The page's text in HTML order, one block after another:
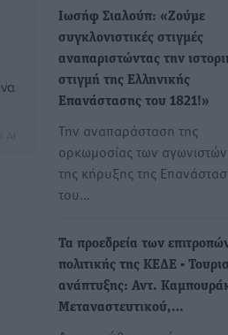
Ιωσήφ Σιαλούπ: «Ζούμε
συγκλονιστικές στιγμές
αναπαριστώντας την
στιγμή της Ελληνικής
Επανάστασης του 1821!»
Την αναπαράσταση της
ορκωμοσίας των αγωνιστών
της κήρυξης της
του…
Τα προεδρεία των
πολιτικής της ΚΕΔΕ -
ανάπτυξης: Αντ.
Μεταναστευτικού,…